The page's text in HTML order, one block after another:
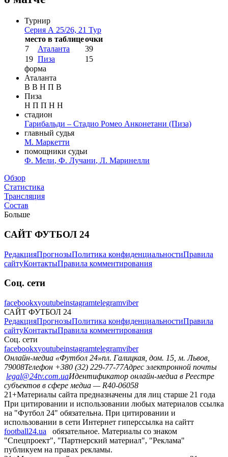
Турнир
Серия А 25/26, 21 Тур
место в таблицеочки
7
Аталанта
39
19 Пиза
15
форма
Аталанта
В В Н П В
Пиза
Н П П Н Н
стадион
Гарибальди – Стадио Ромео Анконетани (Пиза)
главный судья
М. Маркетти
помощники судьи
Ф. Мели, Ф. Лучани, Л. Маринелли
Таблица
Новости
Обзор
Статистика
Трансляция
Состав
Больше
САЙТ ФУТБОЛ 24
РедакцияПрогнозыПолитика конфиденциальностиПравила
сайтуКонтактыПравила комментирования
Соц. сети
facebookxyoutubeinstagramtelegramviber
САЙТ ФУТБОЛ 24
РедакцияПрогнозыПолитика конфиденциальностиПравила
сайтуКонтактыПравила комментирования
Соц. сети
facebookxyoutubeinstagramtelegramviber
Онлайн-медиа «Футбол 24»пл. Галицкая, дом. 15, м. Львов,
79008Телефон +380 (32) 229-77-77Адрес электронной почты
legal@24tv.com.uaИдентификатор онлайн-медиа в Реестре
субъектов в сфере медиа — R40-06058
21+Материалы сайта предназначены для лиц старше 21 года
При цитировании и использовании любых материалов ссылка
на "Футбол 24" обязательна. При цитировании и
использовании в сети Интернет гиперссылка на сайтт
football24.ua
обязательное. Материалы со знаком
"Спецпроект", "Партнерский материал", "Реклама"
публикуем на правах рекламы.